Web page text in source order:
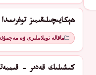
ھېكايىچىلىقىمىز توغرىسدا
ماقالە توپلاملىرى ۋە
كىشىلىك قەدىر -